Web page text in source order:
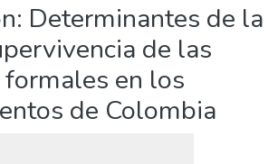
Determinantes de la
de las
en los
de Colombia